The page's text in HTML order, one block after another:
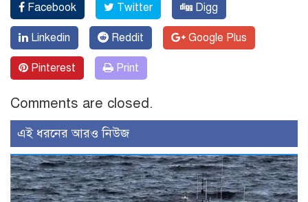
Facebook Twitter Digg
Linkedin Reddit Google Plus
Pinterest Print
Comments are closed.
এই ধরনের আরও নিউজ